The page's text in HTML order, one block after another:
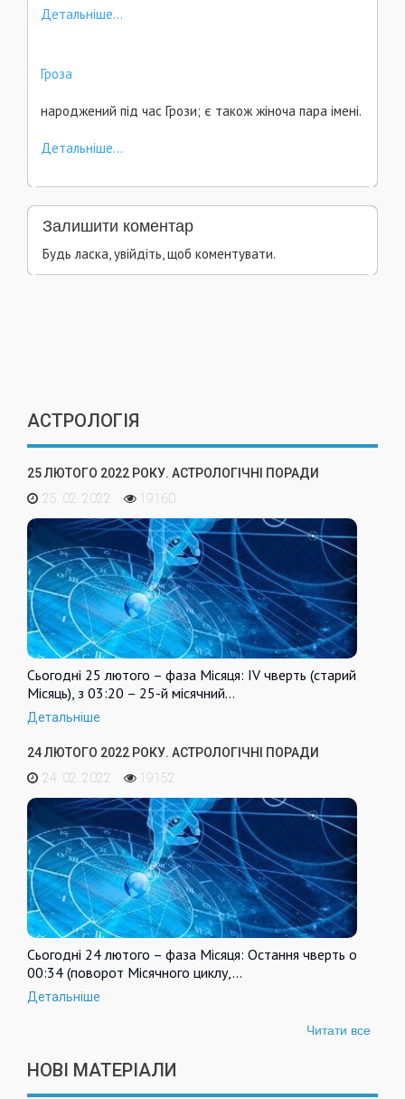
Детальніше...
Гроза
народжений під час Грози; є також жіноча пара імені.
Детальніше...
Залишити коментар
Будь ласка, увійдіть, щоб коментувати.
АСТРОЛОГІЯ
25 ЛЮТОГО 2022 РОКУ. АСТРОЛОГІЧНІ ПОРАДИ
25. 02. 2022
19160
Сьогодні 25 лютого – фаза Місяця: IV чверть (старий
Місяць), з 03:20 – 25-й місячний…
Детальніше
24 ЛЮТОГО 2022 РОКУ. АСТРОЛОГІЧНІ ПОРАДИ
24. 02. 2022
19152
Сьогодні 24 лютого – фаза Місяця: Остання чверть о
00:34 (поворот Місячного циклу,…
Детальніше
Читати все
НОВІ МАТЕРІАЛИ